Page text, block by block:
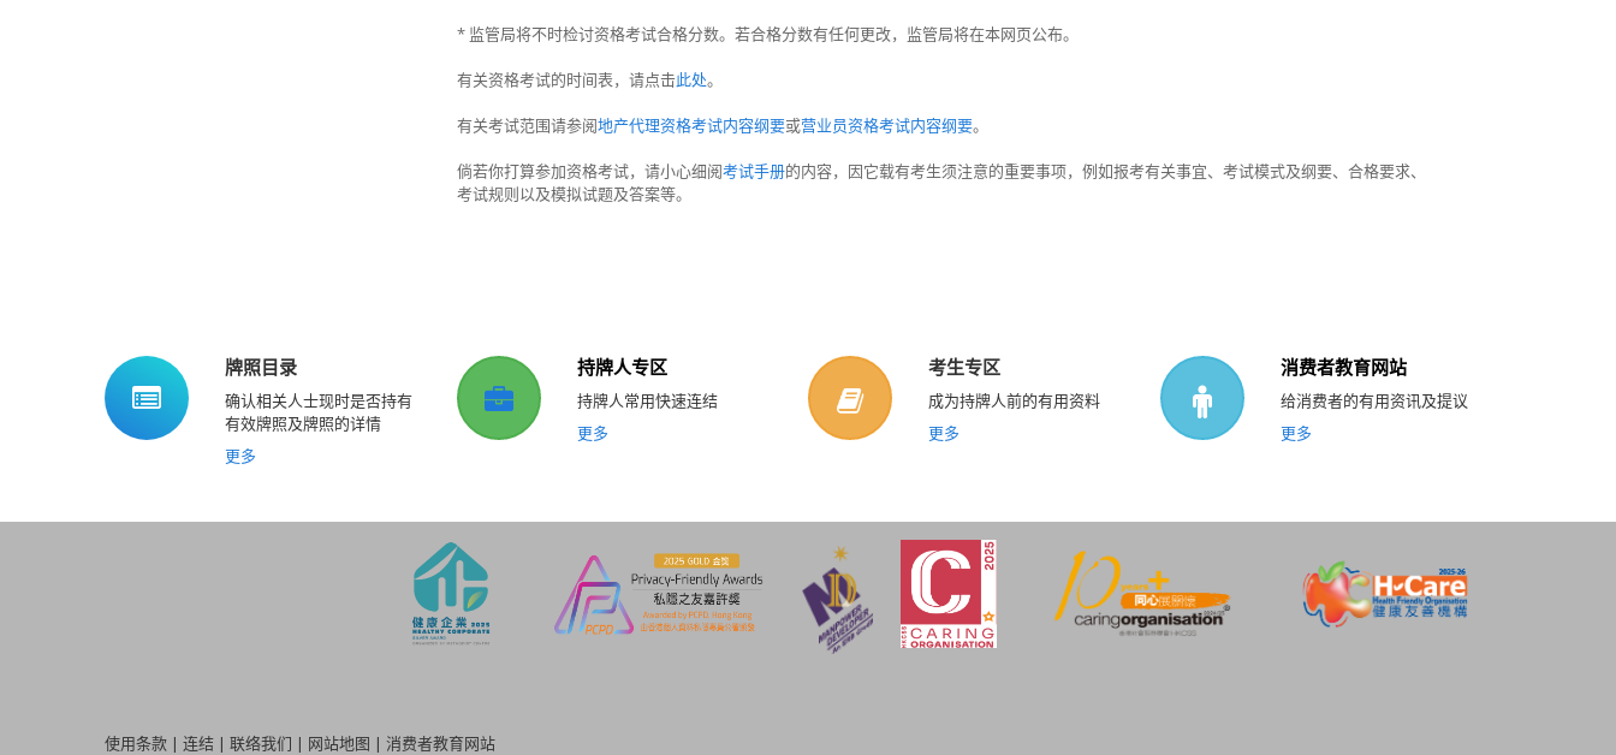
* 监管局将不时检讨资格考试合格分数。若合格分数有任何更改，监管局将在本网页公布。
有关资格考试的时间表，请点击此处。
有关考试范围请参阅地产代理资格考试内容纲要或营业员资格考试内容纲要。
倘若你打算参加资格考试，请小心细阅考试手册的内容，因它载有考生须注意的重要事项，例如报考有关事宜、考试模式及纲要、合格要求、
考试规则以及模拟试题及答案等。
牌照目录
确认相关人士现时是否持有
有效牌照及牌照的详情
更多
持牌人专区
持牌人常用快速连结
更多
考生专区
成为持牌人前的有用资料
更多
消费者教育网站
给消费者的有用资讯及提议
更多
使用条款 | 连结 | 联络我们 | 网站地图 | 消费者教育网站